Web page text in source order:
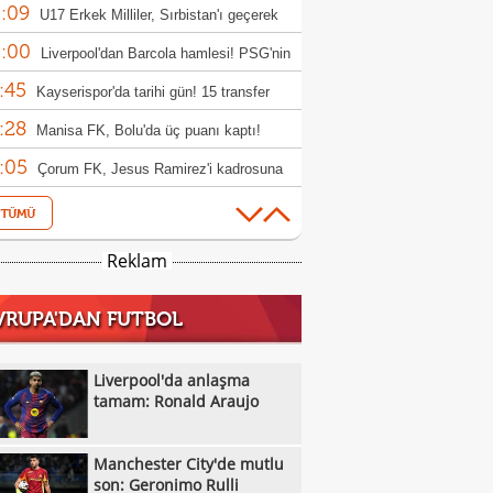
U17 Erkek Milliler, Sırbistan'ı geçerek
yükseldi!Liverpool'dan Barcola hamlesi! PSG'nin
dudak uçuklattı
Kayserispor'da tarihi gün! 15 transfer
Manisa FK, Bolu'da üç puanı kaptı!
Çorum FK, Jesus Ramirez'i kadrosuna
Fisnik Asllani'nin Leipzig'e transferi son
iptal oldu!
Erzurumspor, Ebosele ile anlaştı!
Fenerbahçe'ye müjdeli haber: Romelu
Manchester City'de mutlu son: Geronimo
Kıvanç Taşyaran ve Buğra Ünal, Avrupa
finale yükseldi
Altay, Tuna Üzümcü ile topbaşı yaptı
Reklam
FUTBOL
Liverpool'da anlaşma
tamam: Ronald Araujo
Manchester City'de mutlu
son: Geronimo Rulli